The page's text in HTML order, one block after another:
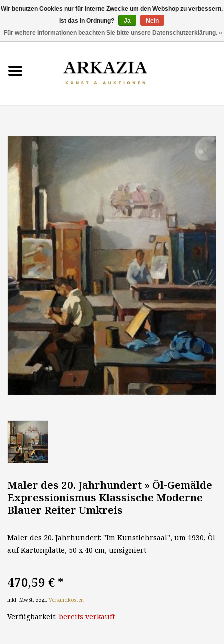
AKTUELLER KATALOG
THEMEN
ENTDECKEN
Maler des 20. Jahrhundert » Öl-Gemälde
Expressionismus Klassische Moderne
Blauer Reiter Umkreis
Maler des 20. Jahrhundert: "Im Kunstlehrsaal", um 1930, Öl
auf Kartonplatte, 50 x 40 cm, unsigniert
470,59 € *
inkl. MwSt. zzgl. Versandkosten
Verfügbarkeit: bereits verkauft
Wir benutzen Cookies nur für interne Zwecke um den Webshop zu verbessern.
Ist das in Ordnung?
Ja
Nein
Für weitere Informationen beachten Sie bitte unsere Datenschutzerklärung. »